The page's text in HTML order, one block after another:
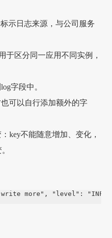
示日志来源，与公司服务
于区分同一应用不同实例，
字段中。
可以自行添加额外的字
key不能随意增加、变化，
more", "level": "INFO",